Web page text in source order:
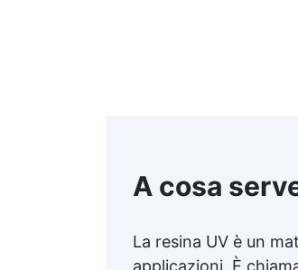
A cosa
La resina UV è un
applicazioni. È